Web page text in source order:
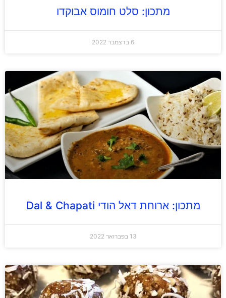
מתכון: סלט חומוס אבוקדו
6 בדצמבר 2022
מתכון: ארוחת דאל הודי Dal & Chapati
13 בפברואר 2022